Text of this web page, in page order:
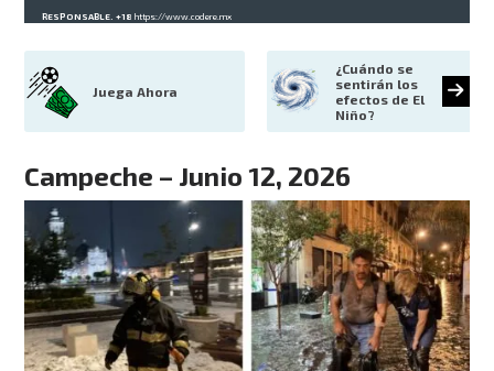
RESPONSABLE. +18https://www.codere.mx
Juega Ahora
¿Cuándo se
sentirán los
efectos de El
Niño?
Campeche – Junio 12, 2026